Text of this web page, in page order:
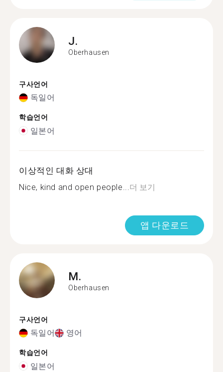
J.
Oberhausen
구사언어
독일어
학습언어
일본어
이상적인 대화 상대
Nice, kind and open people... 더 보기
앱 다운로드
M.
Oberhausen
구사언어
독일어 영어
학습언어
일본어